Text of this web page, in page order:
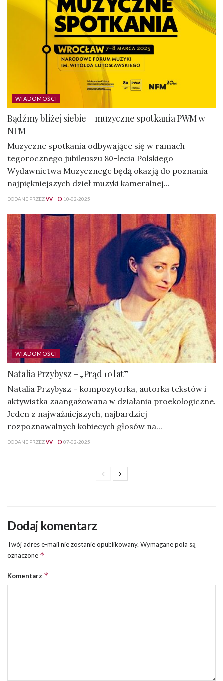
WIADOMOŚCI
Bądźmy bliżej siebie – muzyczne spotkania PWM w
NFM
Muzyczne spotkania odbywające się w ramach
tegorocznego jubileuszu 80-lecia Polskiego
Wydawnictwa Muzycznego będą okazją do poznania
najpiękniejszych dzieł muzyki kameralnej...
DODANE PRZEZVV 10-02-2025
WIADOMOŚCI
Natalia Przybysz – „Prąd 10 lat”
Natalia Przybysz – kompozytorka, autorka tekstów i
aktywistka zaangażowana w działania proekologiczne.
Jeden z najważniejszych, najbardziej
rozpoznawalnych kobiecych głosów na...
DODANE PRZEZVV 07-02-2025
Dodaj komentarz
Twój adres e-mail nie zostanie opublikowany. Wymagane pola są
oznaczone *
Komentarz *